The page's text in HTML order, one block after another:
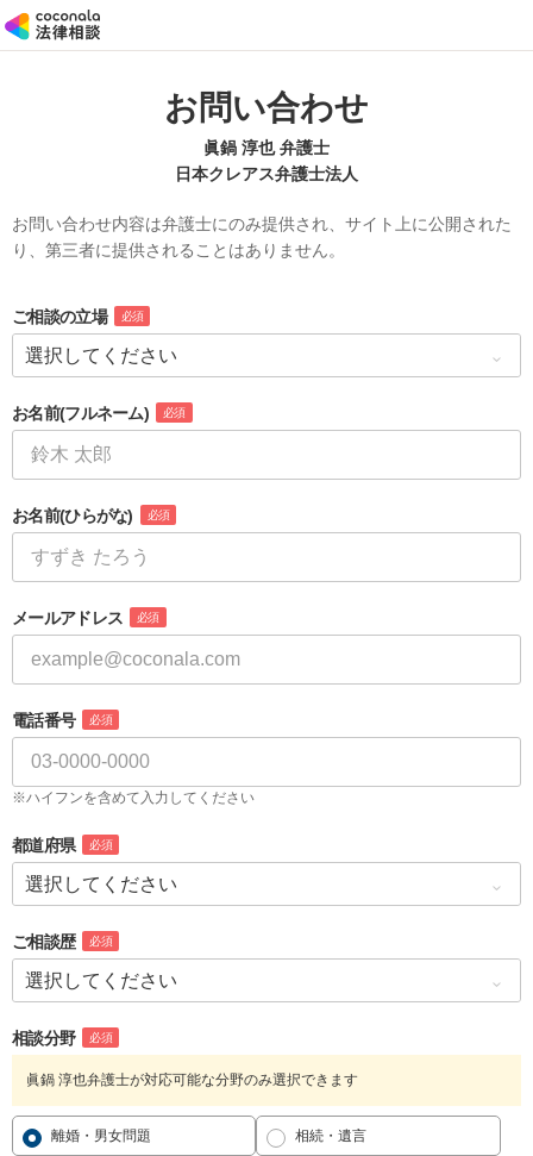
お問い合わせ
眞鍋 淳也 弁護士
日本クレアス弁護士法人
お問い合わせ内容は弁護士にのみ提供され、サイト上に公開された
り、第三者に提供されることはありません。
ご相談の立場 必須
お名前(フルネーム) 必須
お名前(ひらがな) 必須
メールアドレス 必須
電話番号 必須
※ハイフンを含めて入力してください
都道府県 必須
ご相談歴 必須
相談分野 必須
眞鍋 淳也弁護士が対応可能な分野のみ選択できます
離婚・男女問題 相続・遺言